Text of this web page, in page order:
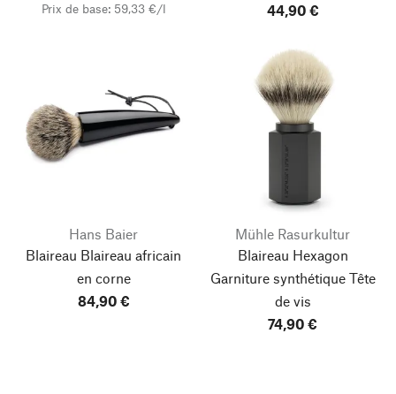
Prix de base: 59,33 €/l
44,90 €
Hans Baier
Blaireau Blaireau africain
en corne
84,90 €
Mühle Rasurkultur
Blaireau Hexagon
Garniture synthétique Tête
de vis
74,90 €